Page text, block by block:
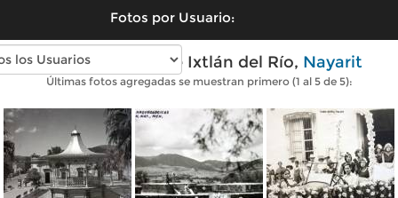
Fotos por Usuario:
Fotos antiguas de Ixtlán del Río, Nayarit
Últimas fotos agregadas se muestran primero (1 al 5 de 5):